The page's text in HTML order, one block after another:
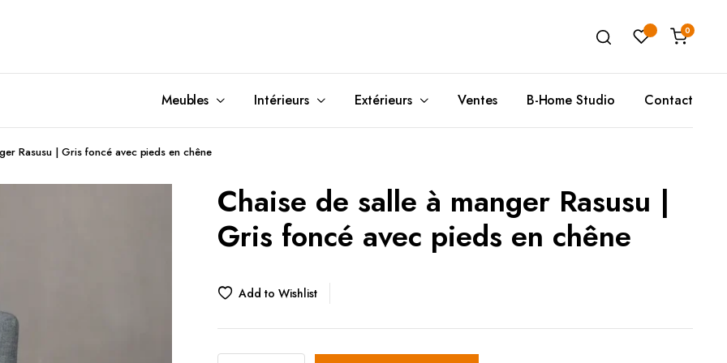
0
Meubles
Bureaux
Chevet de Lit
Têtes de Lits
Armoires
Unité de Rangement
Buffets
Meubles de Rangement
Intérieurs
Table
Miroirs à Fixer
Miroirs Debout
Coussins de Sols
Poufs(B)
Extérieurs
Tapis
Braséro
Lanternes
Pot de Fleurs
Ventes B-Home Studio Contact
Rasusu | Gris foncé avec pieds en chêne
Chaise de salle à manger Rasusu |
Gris foncé avec pieds en chêne
Add to Wishlist